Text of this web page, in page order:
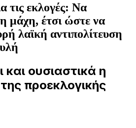
τις εκλογές: Να
μάχη, έτσι ώστε να
λαϊκή αντιπολίτευση
και ουσιαστικά η
προεκλογικής